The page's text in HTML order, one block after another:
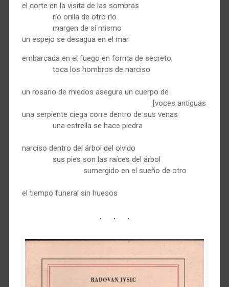
el corte en la visita de las sombras
río orilla de otro río
margen de sí mismo
un espejo se desagua en el mar
embarcada en el fuego en forma de secreto
toca los hombros de narciso
un rosario de miedos asegura un cuerpo de
[voces antiguas
una serpiente ciega corre dentro de sus venas
una estrella se hace piedra
narciso dentro del árbol del olvido
sus pies son las raíces del árbol
sumergido en el sueño de otro
el tiempo funeral sin huesos